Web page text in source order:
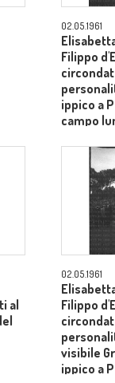
02.05.1961
Filippo
ippico a
campo
al
02.05.1961
Filippo
visibile
ippico a